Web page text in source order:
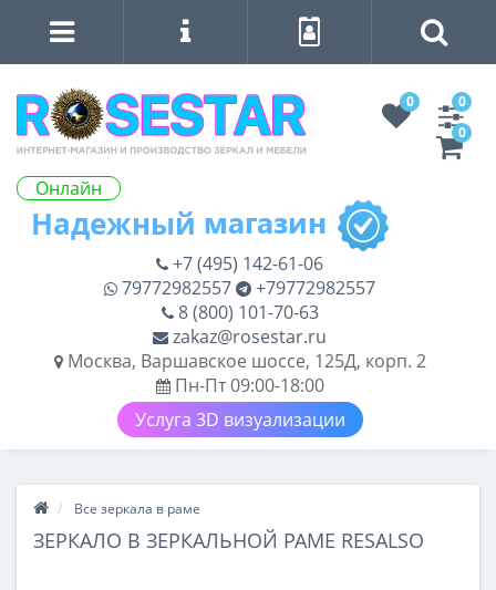
Онлайн
0
0
0
+7 (495) 142-61-06
79772982557
+79772982557
8 (800) 101-70-63
zakaz@rosestar.ru
Москва, Варшавское шоссе, 125Д, корп. 2
Пн-Пт 09:00-18:00
Услуга 3D визуализации
Все зеркала в раме
ЗЕРКАЛО В ЗЕРКАЛЬНОЙ РАМЕ RESALSO